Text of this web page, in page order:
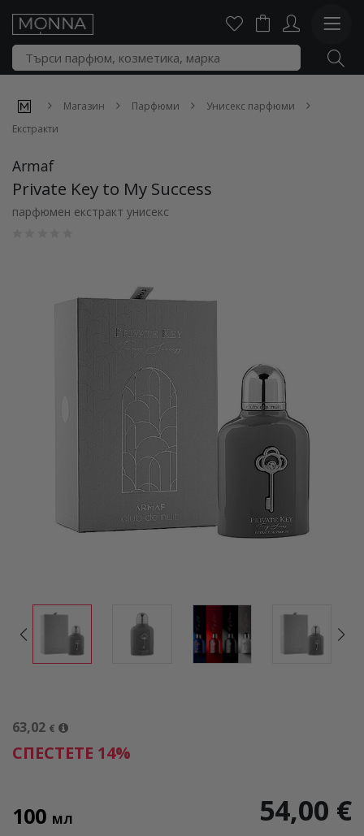
Магазин Парфюми
Унисекс парфюми
Екстракти
Armaf
Private Key to My Success
парфюмен екстракт унисекс
63,02 €
СПЕСТЕТЕ 14%
100 МЛ
54,00 €